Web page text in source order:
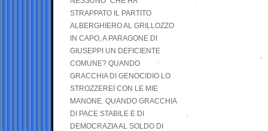
STRAPPATO IL PARTITO
ALBERGHIERO AL GRILLOZZO
IN CAPO, A PARAGONE DI
GIUSEPPI UN DEFICIENTE
COMUNE? QUANDO
GRACCHIA DI GENOCIDIO LO
STROZZEREI CON LE MIE
MANONE. QUANDO GRACCHIA
DI PACE STABILE E DI
DEMOCRAZIA AL SOLDO DI